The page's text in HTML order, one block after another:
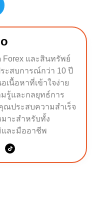
และสินทรัพย์
ะสบการณ์กว่า 10 ปี
เนื้อหาที่เข้าใจง่าย
รู้และกลยุทธ์การ
ณประสบความสำเร็จ
มาะสำหรับทั้ง
และมืออาชีพ